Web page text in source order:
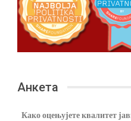
Анкета
Како оцењујете квалитет